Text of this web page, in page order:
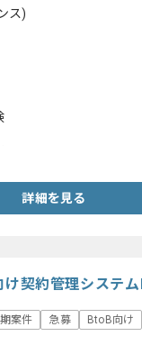
ス)
詳細を見る
け契約管理システ
案件 急募 BtoB向け